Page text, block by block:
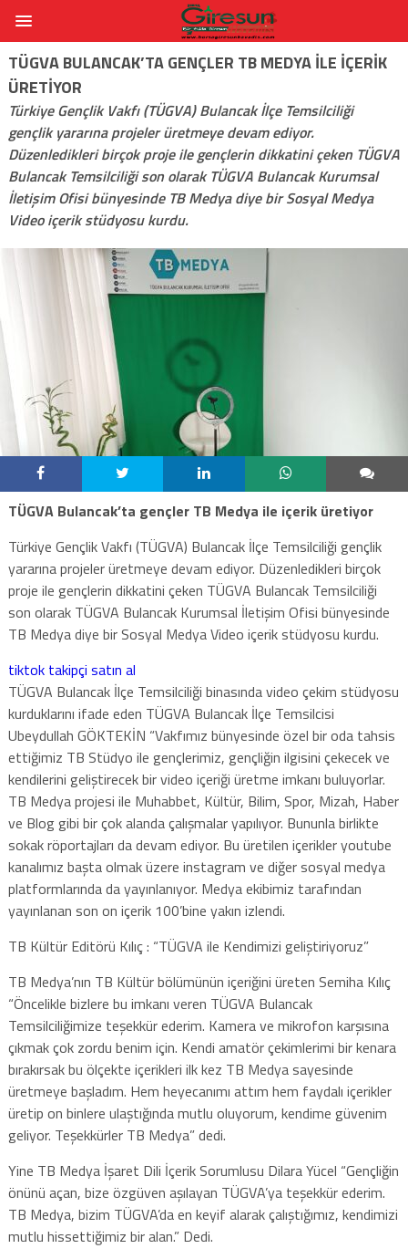
TÜGVA BULANCAK’TA GENÇLER TB MEDYA ILE IÇERIK
ÜRETIYOR
Türkiye Gençlik Vakfı (TÜGVA) Bulancak İlçe Temsilciliği
gençlik yararına projeler üretmeye devam ediyor.
Düzenledikleri birçok proje ile gençlerin dikkatini çeken TÜGVA
Bulancak Temsilciliği son olarak TÜGVA Bulancak Kurumsal
İletişim Ofisi bünyesinde TB Medya diye bir Sosyal Medya
Video içerik stüdyosu kurdu.
TÜGVA Bulancak’ta gençler TB Medya ile içerik üretiyor
Türkiye Gençlik Vakfı (TÜGVA) Bulancak İlçe Temsilciliği gençlik
yararına projeler üretmeye devam ediyor. Düzenledikleri birçok
proje ile gençlerin dikkatini çeken TÜGVA Bulancak Temsilciliği
son olarak TÜGVA Bulancak Kurumsal İletişim Ofisi bünyesinde
TB Medya diye bir Sosyal Medya Video içerik stüdyosu kurdu.
tiktok takipçi satın al
TÜGVA Bulancak İlçe Temsilciliği binasında video çekim stüdyosu
kurduklarını ifade eden TÜGVA Bulancak İlçe Temsilcisi
Ubeydullah GÖKTEKİN “Vakfımız bünyesinde özel bir oda tahsis
ettiğimiz TB Stüdyo ile gençlerimiz, gençliğin ilgisini çekecek ve
kendilerini geliştirecek bir video içeriği üretme imkanı buluyorlar.
TB Medya projesi ile Muhabbet, Kültür, Bilim, Spor, Mizah, Haber
ve Blog gibi bir çok alanda çalışmalar yapılıyor. Bununla birlikte
sokak röportajları da devam ediyor. Bu üretilen içerikler youtube
kanalımız başta olmak üzere instagram ve diğer sosyal medya
platformlarında da yayınlanıyor. Medya ekibimiz tarafından
yayınlanan son on içerik 100’bine yakın izlendi.
TB Kültür Editörü Kılıç : “TÜGVA ile Kendimizi geliştiriyoruz”
TB Medya’nın TB Kültür bölümünün içeriğini üreten Semiha Kılıç
“Öncelikle bizlere bu imkanı veren TÜGVA Bulancak
Temsilciliğimize teşekkür ederim. Kamera ve mikrofon karşısına
çıkmak çok zordu benim için. Kendi amatör çekimlerimi bir kenara
bırakırsak bu ölçekte içerikleri ilk kez TB Medya sayesinde
üretmeye başladım. Hem heyecanımı attım hem faydalı içerikler
üretip on binlere ulaştığında mutlu oluyorum, kendime güvenim
geliyor. Teşekkürler TB Medya” dedi.
Yine TB Medya İşaret Dili İçerik Sorumlusu Dilara Yücel “Gençliğin
önünü açan, bize özgüven aşılayan TÜGVA’ya teşekkür ederim.
TB Medya, bizim TÜGVA’da en keyif alarak çalıştığımız, kendimizi
mutlu hissettiğimiz bir alan.” Dedi.